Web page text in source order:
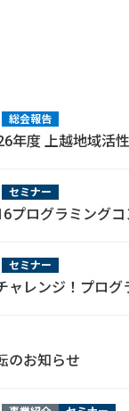
総会報告
年度 上越地域活
セミナー
プログラミング
セミナー
ャレンジ！プロ
のお知らせ